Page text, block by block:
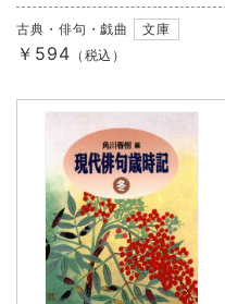
古典・俳句・戯曲 文庫
￥594 （税込）